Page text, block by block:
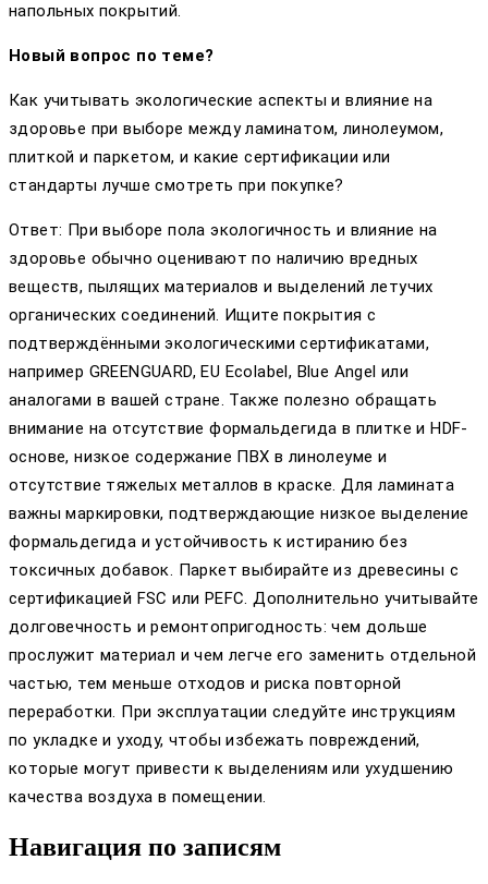
напольных покрытий.
Новый вопрос по теме?
Как учитывать экологические аспекты и влияние на
здоровье при выборе между ламинатом, линолеумом,
плиткой и паркетом, и какие сертификации или
стандарты лучше смотреть при покупке?
Ответ: При выборе пола экологичность и влияние на
здоровье обычно оценивают по наличию вредных
веществ, пылящих материалов и выделений летучих
органических соединений. Ищите покрытия с
подтверждёнными экологическими сертификатами,
например GREENGUARD, EU Ecolabel, Blue Angel или
аналогами в вашей стране. Также полезно обращать
внимание на отсутствие формальдегида в плитке и HDF-
основе, низкое содержание ПВХ в линолеуме и
отсутствие тяжелых металлов в краске. Для ламината
важны маркировки, подтверждающие низкое выделение
формальдегида и устойчивость к истиранию без
токсичных добавок. Паркет выбирайте из древесины с
сертификацией FSC или PEFC. Дополнительно учитывайте
долговечность и ремонтопригодность: чем дольше
прослужит материал и чем легче его заменить отдельной
частью, тем меньше отходов и риска повторной
переработки. При эксплуатации следуйте инструкциям
по укладке и уходу, чтобы избежать повреждений,
которые могут привести к выделениям или ухудшению
качества воздуха в помещении.
Навигация по записям